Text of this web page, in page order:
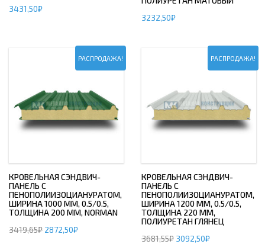
3431,50₽
3232,50₽
РАСПРОДАЖА!
КРОВЕЛЬНАЯ СЭНДВИЧ-
ПАНЕЛЬ С
ПЕНОПОЛИИЗОЦИАНУРАТОМ,
ШИРИНА 1000 ММ, 0.5/0.5,
ТОЛЩИНА 200 ММ, NORMAN
3419,65₽ 2872,50₽
РАСПРОДАЖА!
КРОВЕЛЬНАЯ СЭНДВИЧ-
ПАНЕЛЬ С
ПЕНОПОЛИИЗОЦИАНУРАТОМ,
ШИРИНА 1200 ММ, 0.5/0.5,
ТОЛЩИНА 220 ММ,
ПОЛИУРЕТАН ГЛЯНЕЦ
3681,55₽ 3092,50₽